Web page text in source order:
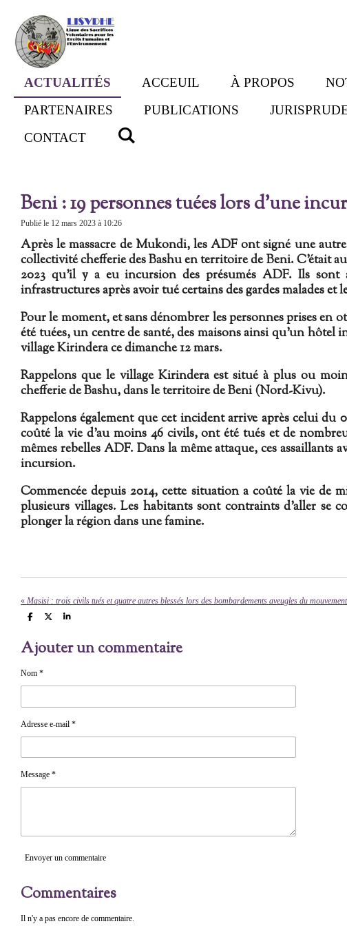
contenu
principal
ACTUALITÉS ACCEUIL À PROPOS
PARTENAIRES
PUBLICATIONS
CONTACT
Beni : 19 personnes tuées lors d’une
Publié le 12 mars 2023 à 10:26
Après le massacre de Mukondi, les ADF ont signé une
collectivité chefferie des Bashu en territoire de Beni. C'était
2023 qu'il y a eu incursion des présumés ADF. Ils
infrastructures après avoir tué certains des gardes malades et
Pour le moment, et sans dénombrer les personnes prises en
été tuées, un centre de santé, des maisons ainsi qu'un
village Kirindera ce dimanche 12 mars.
Rappelons que le village Kirindera est situé à plus ou
chefferie de Bashu, dans le territoire de Beni (Nord-Kivu).
Rappelons également que cet incident arrive après celui
coûté la vie d'au moins 46 civils, ont été tués et de
mêmes rebelles ADF. Dans la même attaque, ces
incursion.
Commencée depuis 2014, cette situation a coûté la vie de
plusieurs villages. Les habitants sont contraints d'aller se
plonger la région dans une famine.
«
P
t
a
r
P
t
a
P
t
a
Ajouter un commentaire
Nom *
Adresse e-mail *
Message *
Envoyer un commentaire
Commentaires
Il n'y a pas encore de commentaire.